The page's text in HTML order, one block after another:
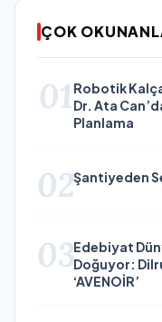
ÇOK
01 Robotik
Dr. Ata
Planlama
02Şantiyeden
03Edebiyat
Doğuyor:
‘AVENOİR’